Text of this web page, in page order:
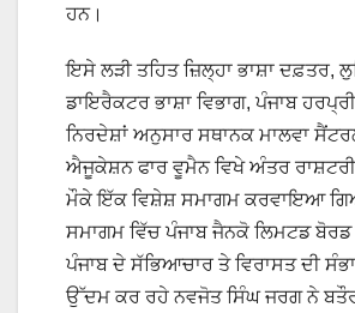
ਹਨ।
ਇਸੇ ਲੜੀ ਤਹਿਤ ਜ਼ਿਲ੍ਹਾ ਭਾਸ਼ਾ ਦਫ਼ਤਰ,
ਡਾਇਰੈਕਟਰ ਭਾਸ਼ਾ ਵਿਭਾਗ, ਪੰਜਾਬ
ਨਿਰਦੇਸ਼ਾਂ ਅਨੁਸਾਰ ਸਥਾਨਕ ਮਾਲਵਾ
ਐਜੂਕੇਸ਼ਨ ਫਾਰ ਵੂਮੈਨ ਵਿਖੇ ਅੰਤਰ ਰਾਸ਼ਟਰੀ
ਮੌਕੇ ਇੱਕ ਵਿਸ਼ੇਸ਼ ਸਮਾਗਮ ਕਰਵਾਇਆ
ਸਮਾਗਮ ਵਿੱਚ ਪੰਜਾਬ ਜੈਨਕੋ ਲਿਮਟਡ
ਪੰਜਾਬ ਦੇ ਸੱਭਿਆਚਾਰ ਤੇ ਵਿਰਾਸਤ ਦੀ
ਉੱਦਮ ਕਰ ਰਹੇ ਨਵਜੋਤ ਸਿੰਘ ਜਰਗ ਨੇ